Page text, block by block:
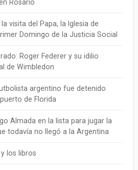
Rosario
visita del Papa, la Iglesia de
Domingo de la Justicia Social
Roger Federer y su idilio
de Wimbledon
argentino fue detenido
de Florida
Almada en la lista para jugar la
todavía no llegó a la Argentina
los libros